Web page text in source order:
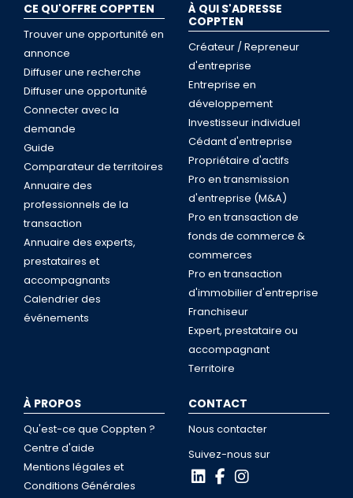
CE QU'OFFRE COPPTEN
Trouver une opportunité en
annonce
Diffuser une recherche
Diffuser une opportunité
Connecter avec la
demande
Guide
Comparateur de territoires
Annuaire des
professionnels de la
transaction
Annuaire des experts,
prestataires et
accompagnants
Calendrier des
événements
À QUI S'ADRESSE
COPPTEN
Créateur / Repreneur
d'entreprise
Entreprise en
développement
Investisseur individuel
Cédant d'entreprise
Propriétaire d'actifs
Pro en transmission
d'entreprise (M&A)
Pro en transaction de
fonds de commerce &
commerces
Pro en transaction
d'immobilier d'entreprise
Franchiseur
Expert, prestataire ou
accompagnant
Territoire
À PROPOS
Qu'est-ce que Coppten ?
Centre d'aide
Mentions légales et
Conditions Générales
CONTACT
Nous contacter
Suivez-nous sur